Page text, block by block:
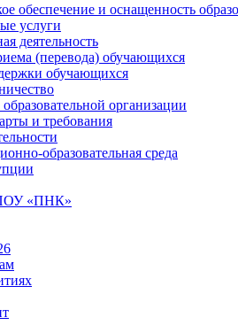
обеспечение и оснащенность
услуги
деятельность
(перевода) обучающихся
обучающихся
организации
и требования
образовательная среда
«ПНК»